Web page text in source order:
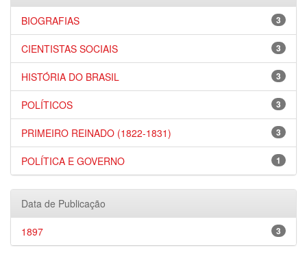
3
BIOGRAFIAS
3
CIENTISTAS SOCIAIS
3
HISTÓRIA DO BRASIL
3
POLÍTICOS
3
PRIMEIRO REINADO (1822-1831)
1
POLÍTICA E GOVERNO
Data de Publicação
3
1897